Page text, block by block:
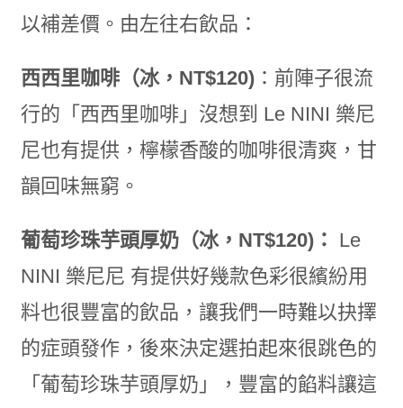
以補差價。由左往右飲品：
西西里咖啡（冰，NT$120)：前陣子很流
行的「西西里咖啡」沒想到 Le NINI 樂尼
尼也有提供，檸檬香酸的咖啡很清爽，甘
韻回味無窮。
葡萄珍珠芋頭厚奶（冰，NT$120)： Le
NINI 樂尼尼 有提供好幾款色彩很繽紛用
料也很豐富的飲品，讓我們一時難以抉擇
的症頭發作，後來決定選拍起來很跳色的
「葡萄珍珠芋頭厚奶」，豐富的餡料讓這